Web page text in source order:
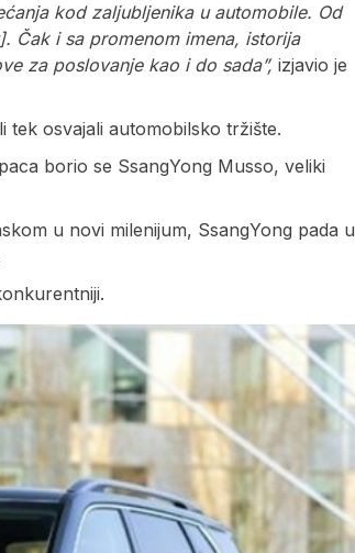
kod zaljubljenika u automobile. Od
Čak i sa promenom imena, istorija
za poslovanje kao i do sada”, izjavio je
tek osvajali automobilsko tržište.
borio se SsangYong Musso, veliki
u novi milenijum, SsangYong pada u